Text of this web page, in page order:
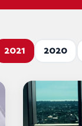
2021 2020